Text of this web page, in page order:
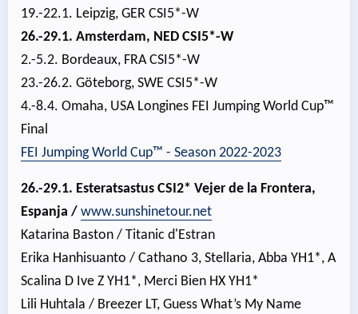
19.-22.1. Leipzig, GER CSI5*-W
26.-29.1. Amsterdam, NED CSI5*-W
2.-5.2. Bordeaux, FRA CSI5*-W
23.-26.2. Göteborg, SWE CSI5*-W
4.-8.4. Omaha, USA Longines FEI Jumping World Cup™
Final
FEI Jumping World Cup™ - Season 2022-2023
26.-29.1. Esteratsastus CSI2* Vejer de la Frontera,
Espanja / www.sunshinetour.net
Katarina Baston / Titanic d'Estran
Erika Hanhisuanto / Cathano 3, Stellaria, Abba YH1*, A
Scalina D Ive Z YH1*, Merci Bien HX YH1*
Lili Huhtala / Breezer LT, Guess What’s My Name